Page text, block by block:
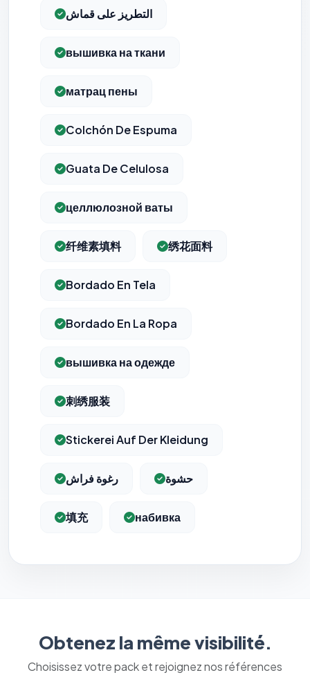
التطريز على قماش
вышивка на ткани
матрац пены
Colchón De Espuma
Guata De Celulosa
целлюлозной ваты
纤维素填料 绣花面料
Bordado En Tela
Bordado En La Ropa
вышивка на одежде
刺绣服装
Stickerei Auf Der Kleidung
رغوة فراش حشوة
填充 набивка
Obtenez la même visibilité.
Choisissez votre pack et rejoignez nos références
Nécessaires au fonctionnement du site : session, sécurité,
Nous aident à comprendre comment vous utilisez le site
(pages visitées, durée de visite) pour l'améliorer. Données
Permettent d'afficher des publicités pertinentes et de
mesurer l'efficacité de nos campagnes (Google Ads,
Les e-mails peuvent contenir un pixel d'ouverture et des liens
traçants (Art. 82 loi Informatique et Libertés ; recommandation CNIL
opposer : utilisez le lien dédié en pied de chaque courriel
confidentialité (section Traceurs dans les Courriels).